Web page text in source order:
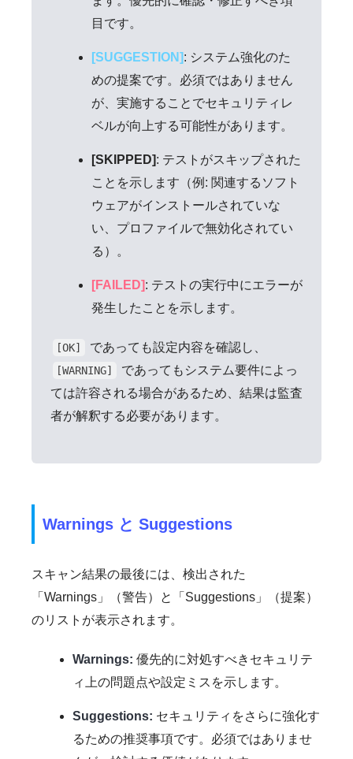
目です。
[SUGGESTION]: システム強化のた
めの提案です。必須ではありません
が、実施することでセキュリティレ
ベルが向上する可能性があります。
[SKIPPED]: テストがスキップされた
ことを示します（例: 関連するソフト
ウェアがインストールされていな
い、プロファイルで無効化されてい
る）。
[FAILED]: テストの実行中にエラーが
発生したことを示します。
[OK] であっても設定内容を確認し、
[WARNING]
であってもシステム要件によっ
ては許容される場合があるため、結果は監査
者が解釈する必要があります。
Warnings と Suggestions
スキャン結果の最後には、検出された
「Warnings」（警告）と「Suggestions」（提案）
のリストが表示されます。
Warnings: 優先的に対処すべきセキュリテ
ィ上の問題点や設定ミスを示します。
Suggestions: セキュリティをさらに強化す
るための推奨事項です。必須ではありませ